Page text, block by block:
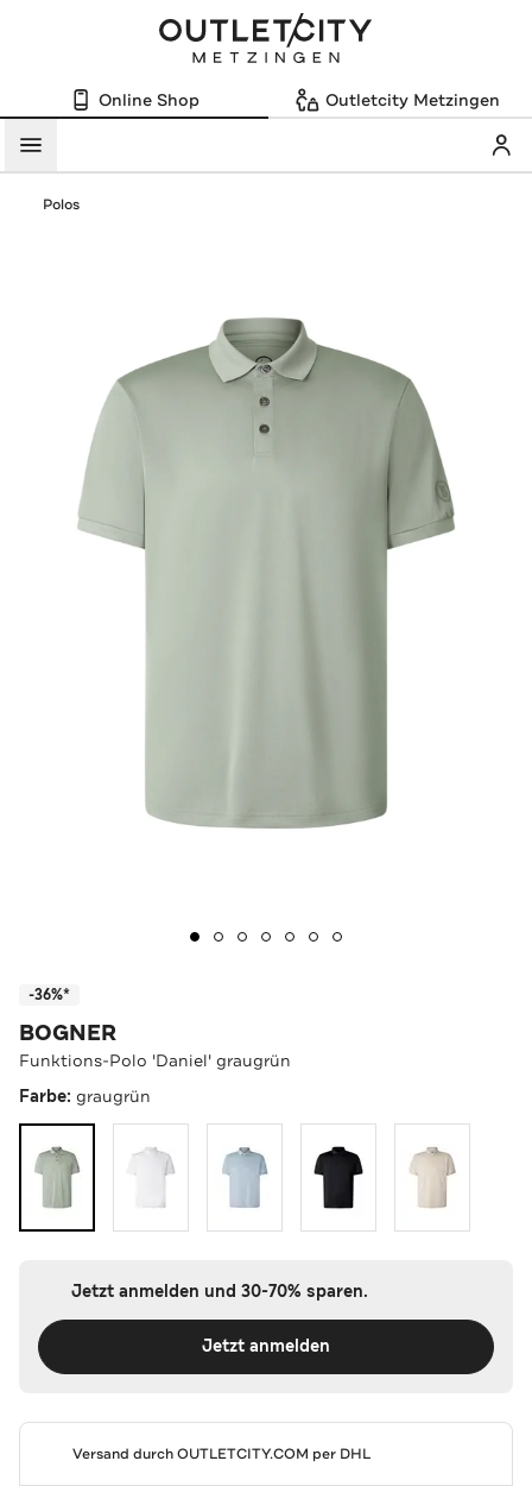
Online Shop Outletcity Metzingen
Menü
Polos
-36%*
BOGNER
Funktions-Polo 'Daniel' graugrün
Farbe: graugrün
Jetzt anmelden und 30-70% sparen.
Jetzt anmelden
Versand durchOUTLETCITY.COM per DHL